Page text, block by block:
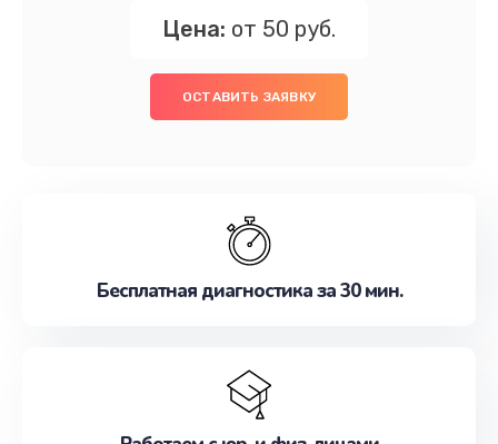
Цена: от 50 руб.
ОСТАВИТЬ ЗАЯВКУ
Бесплатная диагностика за 30 мин.